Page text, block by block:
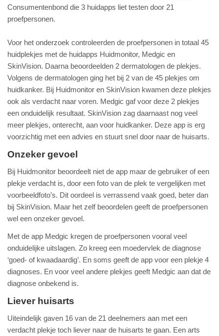
Consumentenbond die 3 huidapps liet testen door 21
proefpersonen.
Voor het onderzoek controleerden de proefpersonen in totaal 45
huidplekjes met de huidapps Huidmonitor, Medgic en
SkinVision. Daarna beoordeelden 2 dermatologen de plekjes.
Volgens de dermatologen ging het bij 2 van de 45 plekjes om
huidkanker. Bij Huidmonitor en SkinVision kwamen deze plekjes
ook als verdacht naar voren. Medgic gaf voor deze 2 plekjes
een onduidelijk resultaat. SkinVision zag daarnaast nog veel
meer plekjes, onterecht, aan voor huidkanker. Deze app is erg
voorzichtig met een advies en stuurt snel door naar de huisarts.
Onzeker gevoel
Bij Huidmonitor beoordeelt niet de app maar de gebruiker of een
plekje verdacht is, door een foto van de plek te vergelijken met
voorbeeldfoto’s. Dit oordeel is verrassend vaak goed, beter dan
bij SkinVision. Maar het zelf beoordelen geeft de proefpersonen
wel een onzeker gevoel.
Met de app Medgic kregen de proefpersonen vooral veel
onduidelijke uitslagen. Zo kreeg een moedervlek de diagnose
‘goed- of kwaadaardig’. En soms geeft de app voor een plekje 4
diagnoses. En voor veel andere plekjes geeft Medgic aan dat de
diagnose onbekend is.
Liever huisarts
Uiteindelijk gaven 16 van de 21 deelnemers aan met een
verdacht plekje toch liever naar de huisarts te gaan. Een arts